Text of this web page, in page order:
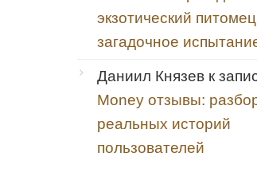
экзотический
загадочное
Даниил Князев к
Money отзывы:
реальных историй
пользователей